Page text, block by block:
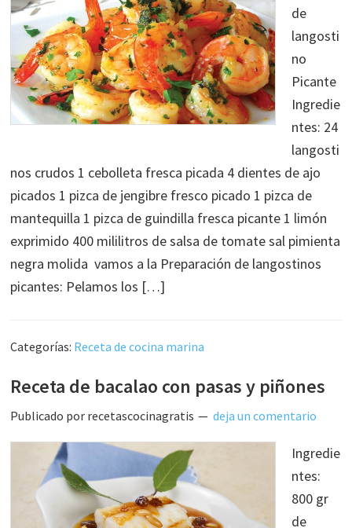
de
langosti
no
Picante
Ingredie
ntes: 24
langosti
nos crudos 1 cebolleta fresca picada 4 dientes de ajo
picados 1 pizca de jengibre fresco picado 1 pizca de
mantequilla 1 pizca de guindilla fresca picante 1 limón
exprimido 400 mililitros de salsa de tomate sal pimienta
negra molida vamos a la Preparación de langostinos
picantes: Pelamos los […]
Categorías: Receta de cocina marina
Receta de bacalao con pasas y piñones
Publicado por recetascocinagratis deja un comentario
Ingredie
ntes:
800 gr
de